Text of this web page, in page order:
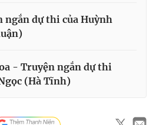
dự thi của Huỳnh
- Truyện ngắn dự thi
(Hà Tĩnh)